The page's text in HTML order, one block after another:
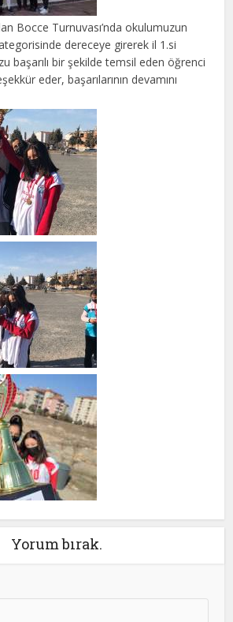
Bocce Turnuvası’nda okulumuzun
dereceye girerek il 1.si
başarılı bir şekilde temsil eden öğrenci
eder, başarılarının devamını
Yorum bırak.